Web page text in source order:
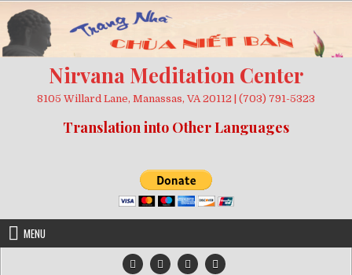
to
content
Nirvana Meditation Center
8105 Willard Lane, Manassas, VA 20112 | (703) 791-5323
Translation into Other Languages
MENU